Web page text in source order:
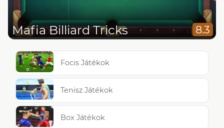
Mafia Billiard Tricks 8.3
Focis Játékok
Tenisz Játékok
Box Játékok